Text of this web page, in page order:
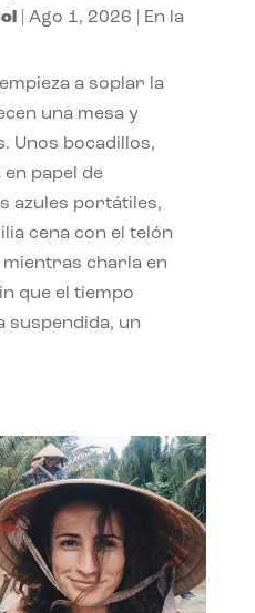
| Ago 1, 2026
En la
a soplar la
una mesa y
Unos bocadillos,
papel de
azules portátiles,
cena con el telón
mientras charla en
que el tiempo
suspendida, un